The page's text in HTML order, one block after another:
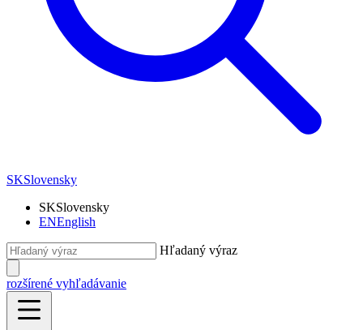
SKSlovensky
SKSlovensky
ENEnglish
Hľadaný výraz
rozšírené vyhľadávanie